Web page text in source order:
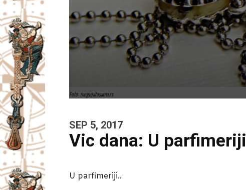
Foto: mogujatosama.rs
SEP 5, 2017
Vic dana: U parfimeriji
U parfimeriji..